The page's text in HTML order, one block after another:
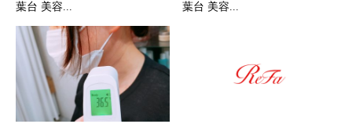
葉台 美容...
葉台 美容...